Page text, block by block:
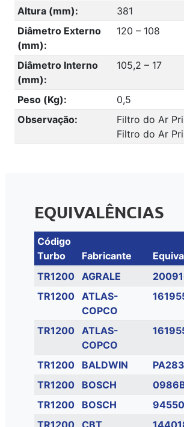
Altura (mm):
381
Diâmetro Externo
(mm):
120 – 108
Diâmetro Interno
(mm):
105,2 – 17
Peso (Kg):
0,5
Observação:
Filtro do Ar
Filtro do Ar
EQUIVALÊNCIAS
Código
Turbo
Fabricante
TR1200
AGRALE
TR1200
ATLAS-
COPCO
TR1200
ATLAS-
COPCO
TR1200 BALDWIN
TR1200
BOSCH
TR1200
BOSCH
TR1200
CBT